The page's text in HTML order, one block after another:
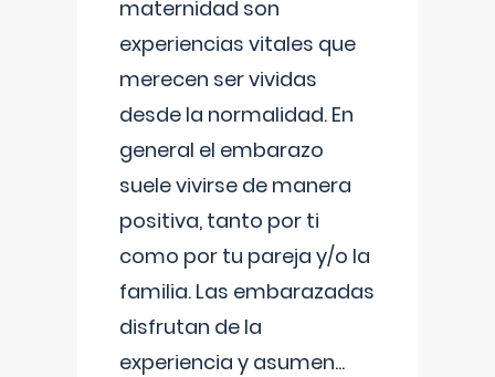
maternidad son
experiencias vitales que
merecen ser vividas
desde la normalidad. En
general el embarazo
suele vivirse de manera
positiva, tanto por ti
como por tu pareja y/o la
familia. Las embarazadas
disfrutan de la
experiencia y asumen...